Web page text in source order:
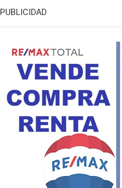
PUBLICIDAD